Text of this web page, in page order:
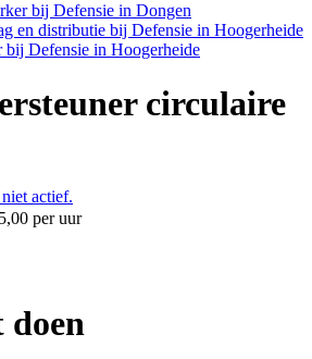
bij Defensie in Dongen
en distributie bij Defensie in Hoogerheide
bij Defensie in Hoogerheide
circulaire
actief.
per uur
doen